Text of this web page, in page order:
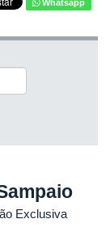
Whatsapp
Exclusiva